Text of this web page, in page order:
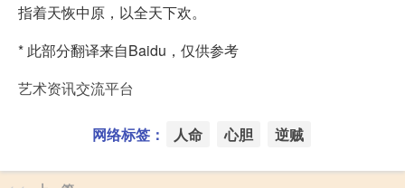
指着天恢中原，以全天下欢。
* 此部分翻译来自Baidu，仅供参考
艺术资讯交流平台
网络标签： 人命 心胆 逆贼